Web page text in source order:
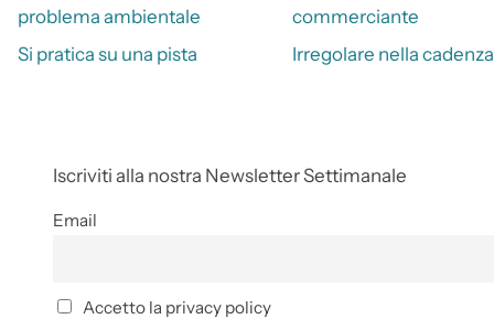
problema ambientale
commerciante
Si pratica su una pista Irregolare nella cadenza
Iscriviti alla nostra Newsletter Settimanale
Email
Accetto la privacy policy